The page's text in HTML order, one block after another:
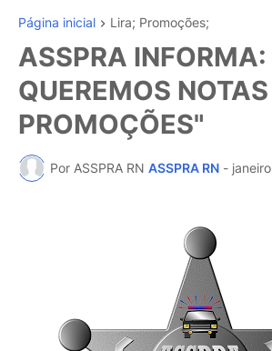
Página inicial Lira; Promoções;
ASSPRA
QUEREMOS
PROMOÇÕES"
Por ASSPRA RN ASSPRA RN -